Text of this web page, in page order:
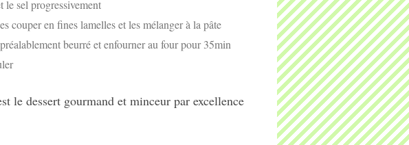
le sel progressivement
couper en fines lamelles et les mélanger à la pâte
beurré et enfourner au four pour 35min
le dessert gourmand et minceur par excellence